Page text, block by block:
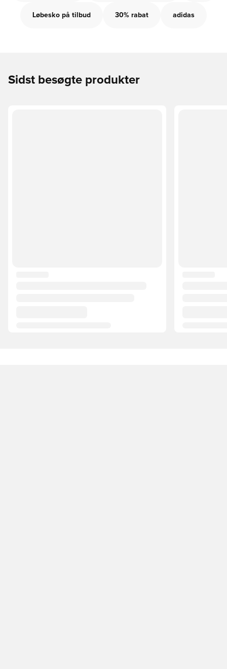
Løbesko på tilbud 30% rabat adidas
Sidst besøgte produkter